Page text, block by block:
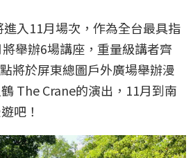
進入11月場次，作為全台最具指
舉辦6場講座，重量級講者齊
將於屏東總圖戶外廣場舉辦漫
The Crane的演出，11月到南
吧！